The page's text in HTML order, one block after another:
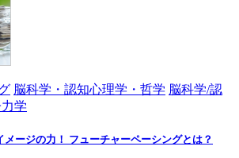
脳科学・認知心理学・哲学 脳科学/認
学
メージの力！ フューチャーペーシングとは？